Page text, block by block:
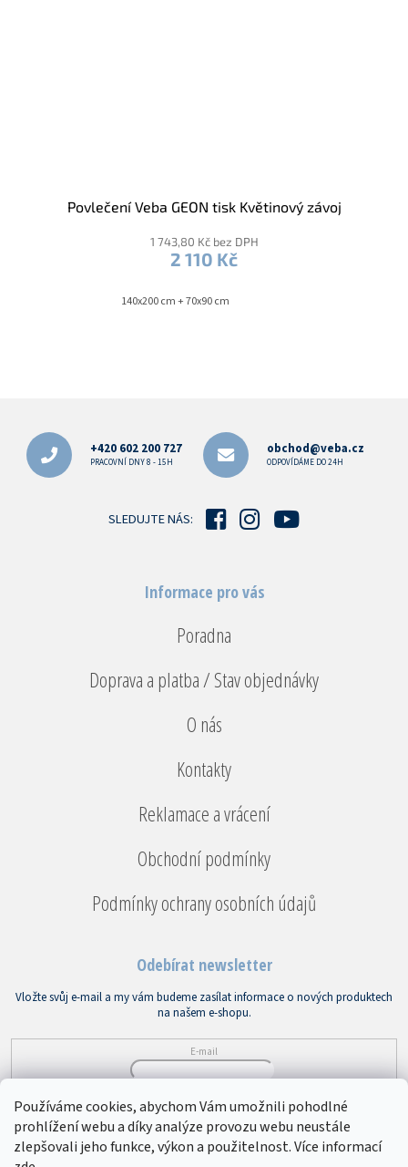
Používáme cookies, abychom Vám umožnili pohodlné
prohlížení webu a díky analýze provozu webu neustále
zlepšovali jeho funkce, výkon a použitelnost. Více informací
Povlečení Veba GEON tisk Květinový závoj
1 743,80 Kč bez DPH
2 110 Kč
140x200 cm + 70x90 cm
+420 602 200 727
PRACOVNÍ DNY 8 - 15H
obchod@veba.cz
ODPOVÍDÁME DO 24H
SLEDUJTE NÁS:
Informace pro vás
Poradna
Doprava a platba / Stav objednávky
O nás
Kontakty
Reklamace a vrácení
Obchodní podmínky
Podmínky ochrany osobních údajů
Odebírat newsletter
Vložte svůj e-mail a my vám budeme zasílat informace o nových produktech
na našem e-shopu.
E-mail
PŘIHLÁSIT SE